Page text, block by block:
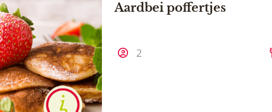
Aardbei poffertjes
2